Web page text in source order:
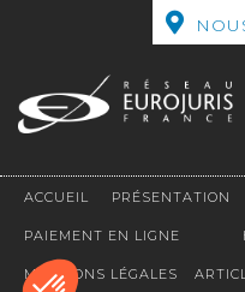
ACCUEIL PRÉSENTATION
PAIEMENT EN LIGNE
MENTIONS LÉGALES